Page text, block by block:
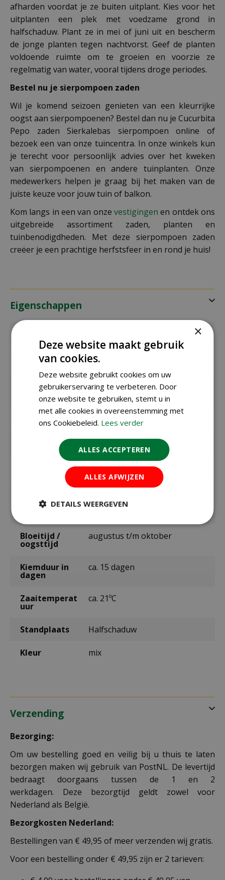
afharden voordat je ze buiten uitplant. Kies voor het
uitplanten een plek met voedzame grond in
halfschaduw. Plant ze in mei of juni uit en bescherm
de jonge planten tegen nachtvorst. Geef de planten
voldoende ruimte om te groeien en voorzie ze
regelmatig van water, vooral tijdens droge periodes.
Bestel nu je sierpompoen zaden
Wil je komend seizoen genieten van een kleurrijke
oogst aan sierpompoenen? Bestel dan nu je Cucurbita
Pepo zaden Sierkalebas sierpompoen online of
bezoek een van onze tuincentra. In onze winkels kun
je terecht voor persoonlijk advies over het kweken
van sierpompoenen en andere tuinplanten. Onze
medewerkers helpen je graag bij het maken van de
juiste keuze voor jouw tuin of balkon.
Kom langs in een van onze vestigingen en ontdek ons
uitgebreide assortiment zaden, planten en
tuinbenodigdheden. Met deze sierpompoen zaden
creëer je een prachtige herfstsfeer in en rond je huis!
Eigenschappen
leverancier
SL6095
Latijnse
naam
Cucurbita Pepo
Merk Sluis Garden
2,7 gram
Zaaien onder
glas / binnen
april t/m mei
planten
Bloeitijd /
oogsttijd
augustus t/m oktober
Kiemduur in
dagen
ca. 15 dagen
Zaaitemperat
uur
ca. 21ºC
Standplaats Halfschaduw
Kleur mix
Verzending
Bezorging:
Om uw bestelling goed en veilig bij u thuis te laten
bezorgen maken wij gebruik van PostNL. De levertijd
bedraagt doorgaans tussen de 1 en 2
werkdagen. Deze bezorgtijd geldt zowel voor
Nederland als België.
Bezorgkosten Nederland:
Bestellingen van € 49,95 of meer verzenden wij gratis.
Voor een bestelling onder € 49,95 zijn er 2 tarieven:
×
Deze website maakt gebruik
van cookies.
Deze website gebruikt cookies om uw
gebruikerservaring te verbeteren. Door
onze website te gebruiken, stemt u in
met alle cookies in overeenstemming met
ons Cookiebeleid. Lees verder
ALLES ACCEPTEREN
ALLES AFWIJZEN
DETAILS WEERGEVEN